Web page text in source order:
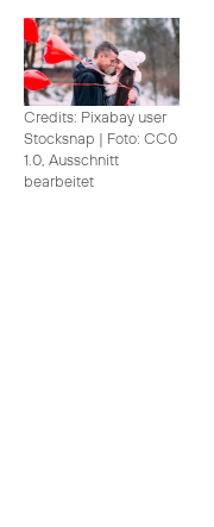
Credits: Pixabay user
Stocksnap | Foto: CC0
1.0, Ausschnitt
bearbeitet